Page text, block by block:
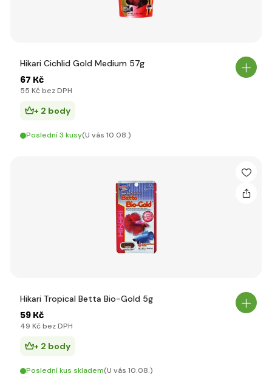
Hikari Cichlid Gold Medium 57g
67 Kč
55 Kč bez DPH
+ 2 body
Poslední 3 kusy(U vás 10.08.)
Hikari Tropical Betta Bio-Gold 5g
59 Kč
49 Kč bez DPH
+ 2 body
Poslední kus skladem(U vás 10.08.)